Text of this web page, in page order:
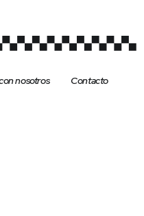
nosotros Contacto